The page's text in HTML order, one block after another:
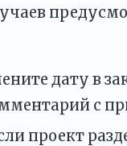
дату в
с
проект